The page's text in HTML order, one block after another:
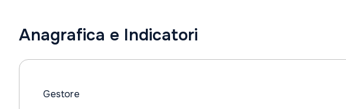
Anagrafica e Indicatori
Gestore